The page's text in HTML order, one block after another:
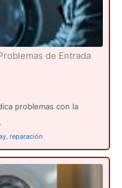
de Entrada
problemas con la
reparación